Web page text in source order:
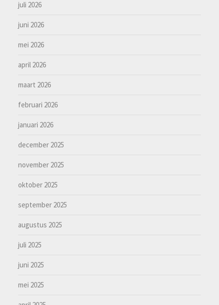
juli 2026
juni 2026
mei 2026
april 2026
maart 2026
februari 2026
januari 2026
december 2025
november 2025
oktober 2025
september 2025
augustus 2025
juli 2025
juni 2025
mei 2025